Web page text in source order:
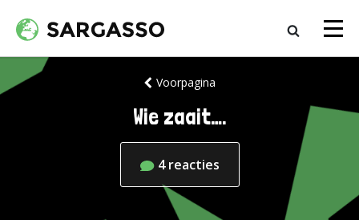
Voorpagina
Wie zaait….
4 reacties